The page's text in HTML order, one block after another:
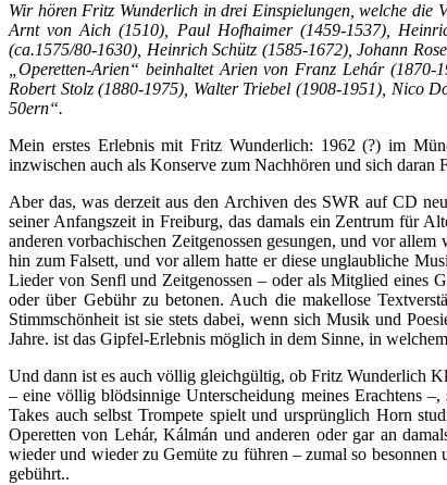
Wir hören Fritz Wunderlich in drei Einspielungen, welche die
Arnt von Aich (1510), Paul Hofhaimer (1459-1537),
(ca.1575/80-1630), Heinrich Schütz (1585-1672), Johann
„Operetten-Arien“ beinhaltet Arien von Franz Lehár
Robert Stolz (1880-1975), Walter Triebel (1908-1951), Nico
50ern“.
Mein erstes Erlebnis mit Fritz Wunderlich: 1962 (?) im
inzwischen auch als Konserve zum Nachhören und sich daran
Aber das, was derzeit aus den Archiven des SWR auf CD
seiner Anfangszeit in Freiburg, das damals ein Zentrum für
anderen vorbachischen Zeitgenossen gesungen, und vor
hin zum Falsett, und vor allem hatte er diese unglaubliche
Lieder von Senfl und Zeitgenossen – oder als Mitglied eines
oder über Gebühr zu betonen. Auch die makellose
Stimmschönheit ist sie stets dabei, wenn sich Musik und
Jahre. ist das Gipfel-Erlebnis möglich in dem Sinne, in
Und dann ist es auch völlig gleichgültig, ob Fritz Wunderlich
– eine völlig blödsinnige Unterscheidung meines Erachtens
Takes auch selbst Trompete spielt und ursprünglich Horn
Operetten von Lehár, Kálmán und anderen oder gar an
wieder und wieder zu Gemüte zu führen – zumal so
gebührt..